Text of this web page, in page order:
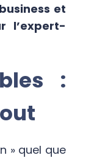
et
l’expert-
:
» quel que